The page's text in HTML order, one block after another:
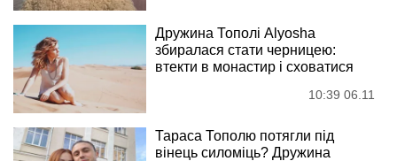
Дружина Тополі Alyosha
збиралася стати черницею:
втекти в монастир і сховатися
10:39 06.11
Тараса Тополю потягли під
вінець силоміць? Дружина